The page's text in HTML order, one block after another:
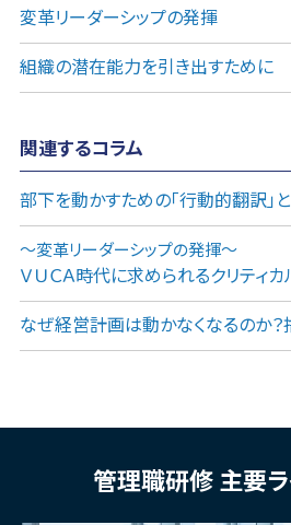
変革リーダーシップの発揮
組織の潜在能力を引き出すために
関連するコラム
部下を動かすための「行動的翻訳」
～変革リーダーシップの発揮～
ＶＵＣＡ時代に求められるクリティ
なぜ経営計画は動かなくなるのか？
管理職研修 主要ラ